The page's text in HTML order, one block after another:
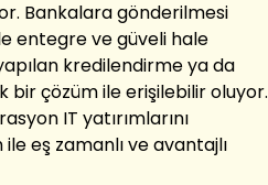
Bankalara gönderilmesi
entegre ve güveli hale
kredilendirme ya da
bir çözüm ile erişilebilir oluyor.
IT yatırımlarını
eş zamanlı ve avantajlı